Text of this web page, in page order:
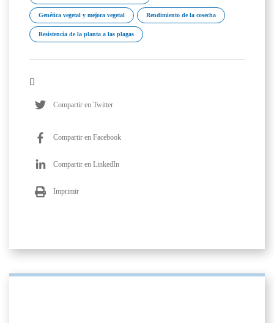
Genética vegetal y mejora vegetal Rendimiento de la cosecha
Resistencia de la planta a las plagas
Compartir en Twitter
Compartir en Facebook
Compartir en LinkedIn
Imprimir